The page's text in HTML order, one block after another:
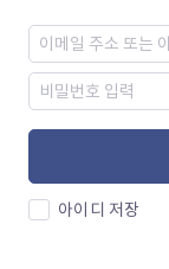
아이디 저장